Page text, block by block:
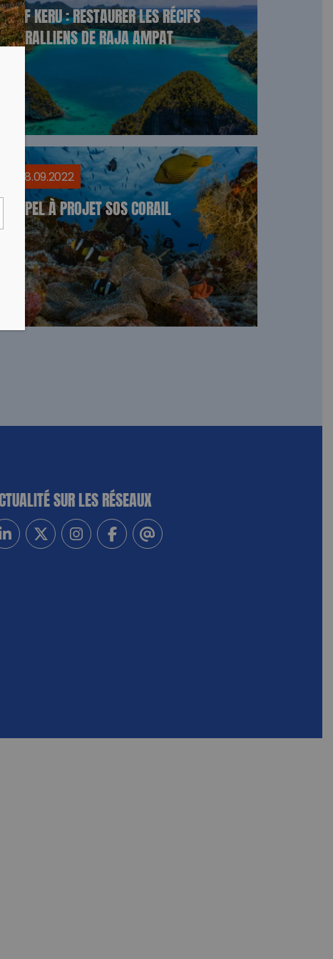
YAF KERU : RESTAURER LES RÉCIFS
CORALLIENS DE RAJA AMPAT
APPEL À PROJET SOS CORAIL
08.09.2022
SUR LES RÉSEAUX